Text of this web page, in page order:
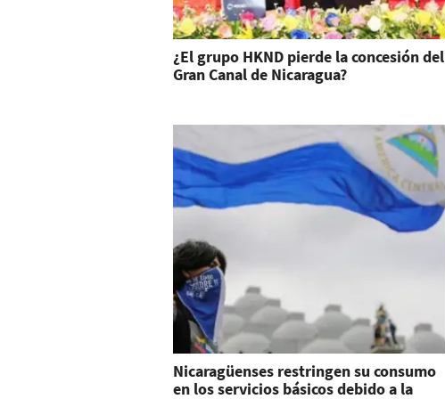
¿El grupo HKND pierde la concesión del
Gran Canal de Nicaragua?
Nicaragüenses restringen su consumo
en los servicios básicos debido a la